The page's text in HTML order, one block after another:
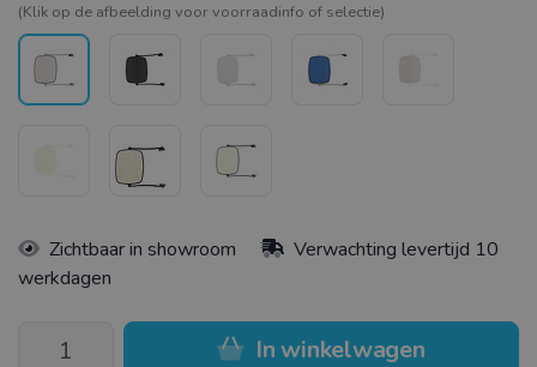
(Klik op de afbeelding voor voorraadinfo of selectie)
Zichtbaar in showroom
Verwachting levertijd 10
werkdagen
In winkelwagen